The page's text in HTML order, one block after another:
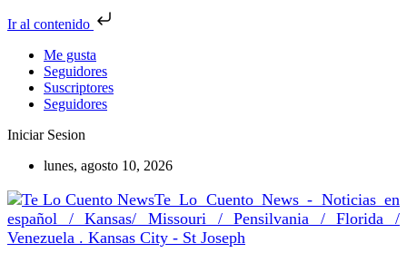
Ir al contenido
Me gusta
Seguidores
Suscriptores
Seguidores
Iniciar Sesion
lunes, agosto 10, 2026
Te Lo Cuento News - Noticias en
español / Kansas/ Missouri / Pensilvania / Florida /
Venezuela . Kansas City - St Joseph